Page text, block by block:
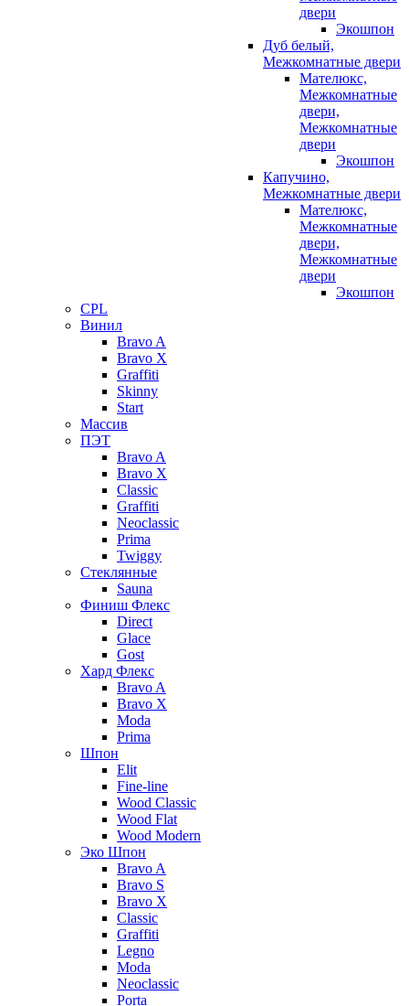
двери
Экошпон
Дуб белый,
Межкомнатные двери
Мателюкс,
Межкомнатные
двери,
Межкомнатные
двери
Экошпон
Капучино,
Межкомнатные двери
Мателюкс,
Межкомнатные
двери,
Межкомнатные
двери
Экошпон
CPL
Винил
Bravo A
Bravo X
Graffiti
Skinny
Start
Массив
ПЭТ
Bravo A
Bravo X
Classic
Graffiti
Neoclassic
Prima
Twiggy
Стеклянные
Sauna
Финиш Флекс
Direct
Glace
Gost
Хард Флекс
Bravo A
Bravo X
Moda
Prima
Шпон
Elit
Fine-line
Wood Classic
Wood Flat
Wood Modern
Эко Шпон
Bravo A
Bravo S
Bravo X
Classic
Graffiti
Legno
Moda
Neoclassic
Porta